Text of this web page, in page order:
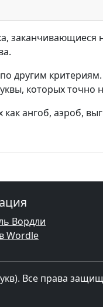
заканчивающиеся
другим
которых точно
ангоб, аэроб,
Вордли
Wordle
Все права